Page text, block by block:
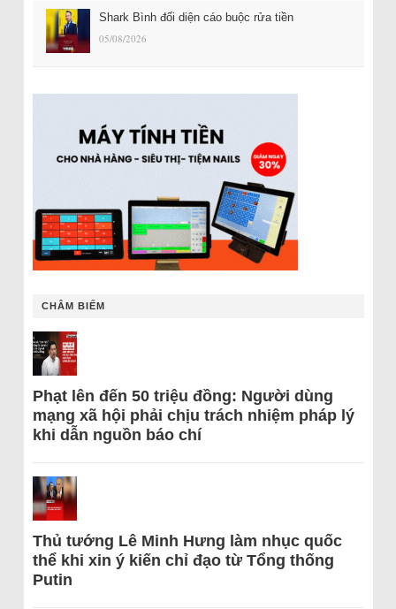
Shark Bình đối diện cáo buộc rửa tiền
05/08/2026
CHÂM BIẾM
Phạt lên đến 50 triệu đồng: Người dùng
mạng xã hội phải chịu trách nhiệm pháp lý
khi dẫn nguồn báo chí
Thủ tướng Lê Minh Hưng làm nhục quốc
thể khi xin ý kiến chỉ đạo từ Tổng thống
Putin